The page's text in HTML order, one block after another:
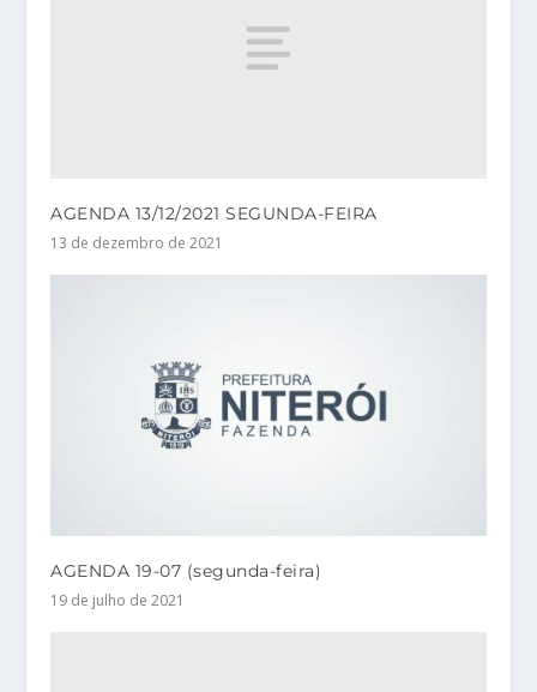
AGENDA 13/12/2021 SEGUNDA-FEIRA
13 de dezembro de 2021
AGENDA 19-07 (segunda-feira)
19 de julho de 2021